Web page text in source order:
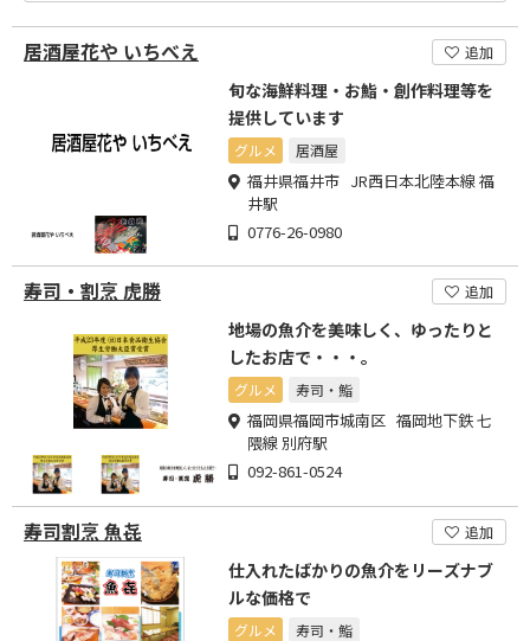
居酒屋花や いちべえ 追加
旬な海鮮料理・お鮨・創作料理等を
提供しています
グルメ 居酒屋
福井県福井市 JR西日本北陸本線 福
井駅
0776-26-0980
寿司・割烹 虎勝 追加
地場の魚介を美味しく、ゆったりと
したお店で・・・。
グルメ 寿司・鮨
福岡県福岡市城南区 福岡地下鉄 七
隈線 別府駅
092-861-0524
寿司割烹 魚㐂 追加
仕入れたばかりの魚介をリーズナブ
ルな価格で
グルメ 寿司・鮨